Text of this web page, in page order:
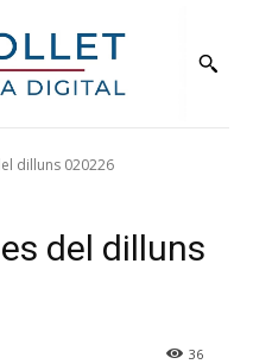
dilluns 020226
del dilluns
36